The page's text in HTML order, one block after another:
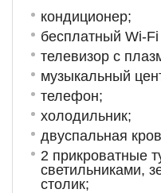
кондиционер;
бесплатный Wi-
телевизор с
музыкальный
телефон;
холодильник;
двуспальная
2 прикроватные
светильниками,
столик;